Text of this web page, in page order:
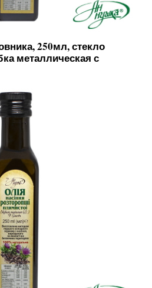
250мл, стекло
металлическая с